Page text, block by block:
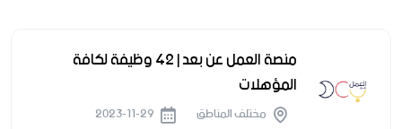
منصة العمل عن بعد | 42 وظيفة لكافة
المؤهلات
مختلف المناطق